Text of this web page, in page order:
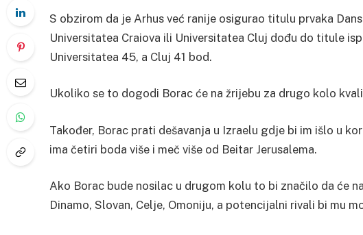
S obzirom da je Arhus već ranije osigurao titulu prvaka
Universitatea Craiova ili Universitatea Cluj dođu do titule
Universitatea 45, a Cluj 41 bod.
Ukoliko se to dogodi Borac će na žrijebu za drugo kolo
Također, Borac prati dešavanja u Izraelu gdje bi im išlo u
ima četiri boda više i meč više od Beitar Jerusalema.
Ako Borac bude nosilac u drugom kolu to bi značilo da će
Dinamo, Slovan, Celje, Omoniju, a potencijalni rivali bi mu